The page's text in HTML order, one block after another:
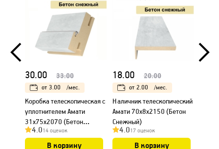
30.00 33.00
от 3.00 /мес.
Коробка телескопическая с
уплотнителем Амати
31х75х2070 (Бетон
Снежный)
4.014 оценок
В корзину
18.00 20.00
от 2.00 /мес.
Наличник телескопический
Амати 70х8х2150 (Бетон
Снежный)
4.017 оценок
В корзину